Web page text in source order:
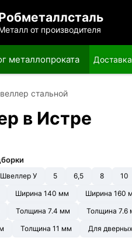
от производителя
металлопроката Доставка
стальной
в Истре
Швеллер У 5 6,5 8 10
Ширина 140 мм Ширина 160
Толщина 7.4 мм Толщина 7.6
Толщина 11 мм Для